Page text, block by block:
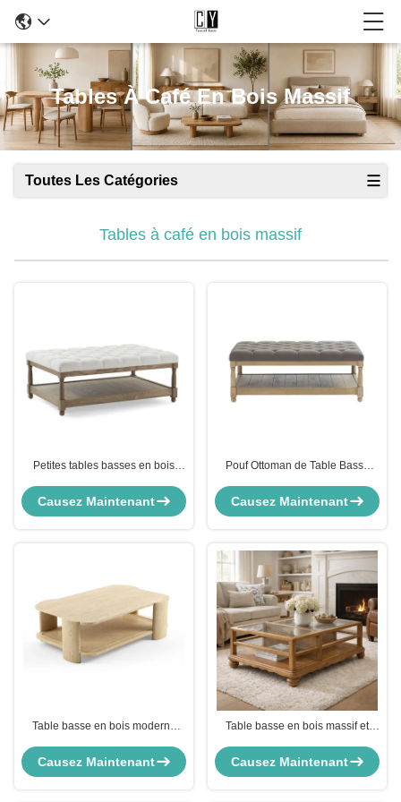
Tables À Café En Bois Massif
Toutes Les Catégories
Tables à café en bois massif
Petites tables basses en bois
Causez Maintenant
Pouf Ottoman de Table Basse
Design Moderne avec Étagère en
Bois
Causez Maintenant
Table basse en bois moderne
avec étagère ouverte
Causez Maintenant
Table basse en bois massif et
ouverte - Table centrale rustique
de salon de ferme
Causez Maintenant